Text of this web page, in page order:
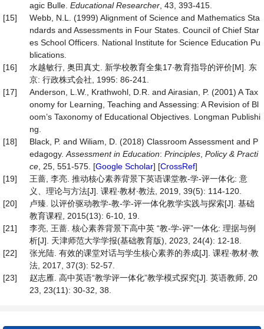
agic Bulle. Educational Researcher , 43, 393-415.
[15]
Webb, N.L. (1999) Alignment of Science and Mathematics Sta
ndards and Assessments in Four States. Council of Chief Star
es School Officers. National Institute for Science Education Pu
blications.
[16]
水越敏行, 奥田真丈. 新学校教育全集17∙教育指导的评价[M]. 东
京: 行政株式会社, 1995: 86-241.
[17]
Anderson, L.W., Krathwohl, D.R. and Airasian, P. (2001) A Tax
onomy for Learning, Teaching and Assessing: A Revision of Bl
oom’s Taxonomy of Educational Objectives. Longman Publishi
ng.
[18]
Black, P. and Wiliam, D. (2018) Classroom Assessment and P
edagogy. Assessment in Education: Principles Policy & Practi
ce , 25, 551-575. [Google Scholar] [CrossRef]
[19]
王蔷, 李亮. 推动核心素养背景下英语课堂教-学-评一体化: 意
义、理论与方法[J]. 课程∙教材∙教法, 2019, 39(5): 114-120.
[20]
卢臻. 以评价驱动教学-教-学-评一体化教学实践与探索[J]. 基础
教育课程, 2015(13): 6-10, 19.
[21]
李亮, 王蔷. 核心素养背景下高中英 “教-学-评”一体化: 理据与例
析[J]. 天津师范大学学报(基础教育版), 2023, 24(4): 12-18.
[22]
张光陆. 有效的课堂对话与学生核心素养的养成[J]. 课程∙教材∙教
法, 2017, 37(3): 52-57.
[23]
赵志雁. 高中英语“教学评一体化”教学模式探究[J]. 英语教师, 20
23, 23(11): 30-32, 38.